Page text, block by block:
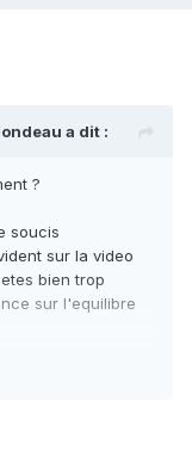
a dit :
?
soucis
sur la video
bien trop
sur l'equilibre
un nouveau